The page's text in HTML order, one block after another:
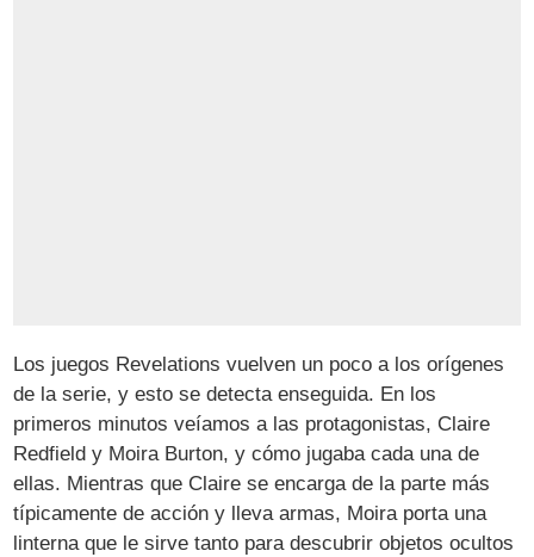
Los juegos Revelations vuelven un poco a los orígenes
de la serie, y esto se detecta enseguida. En los
primeros minutos veíamos a las protagonistas, Claire
Redfield y Moira Burton, y cómo jugaba cada una de
ellas. Mientras que Claire se encarga de la parte más
típicamente de acción y lleva armas, Moira porta una
linterna que le sirve tanto para descubrir objetos ocultos